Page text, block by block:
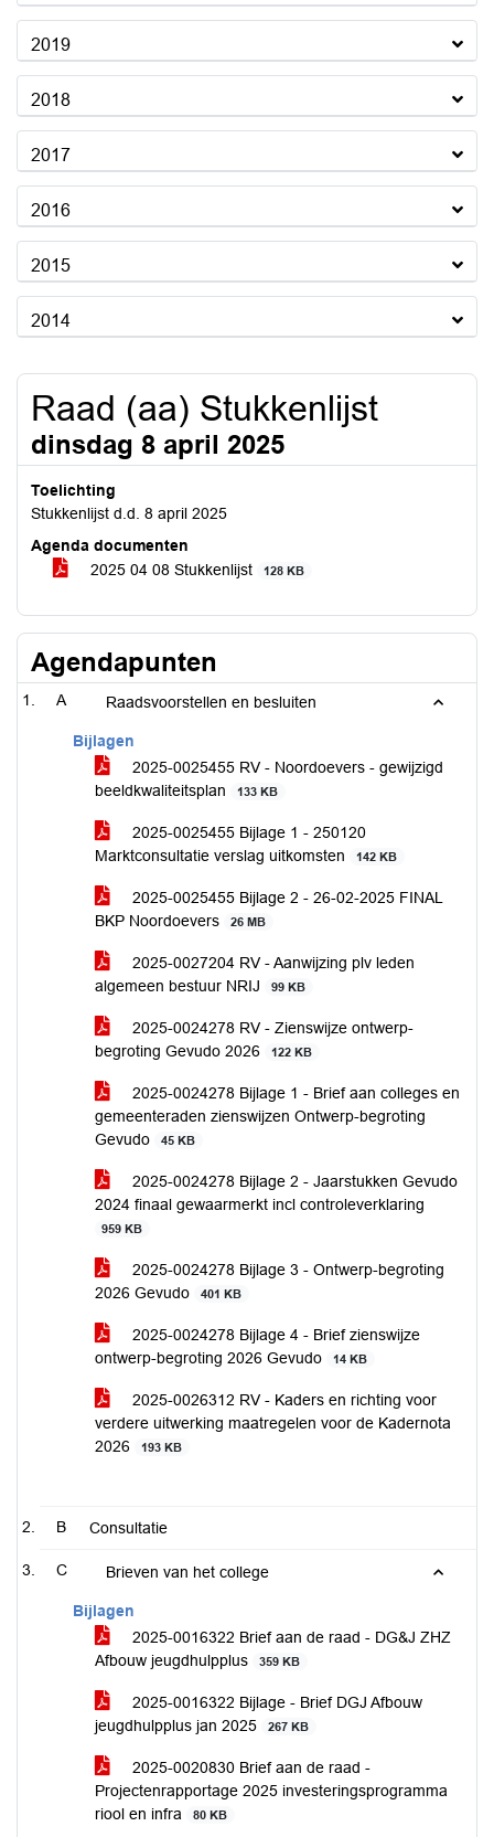
2019
2018
2017
2016
2015
2014
Raad (aa) Stukkenlijst
dinsdag 8 april 2025
Toelichting
Stukkenlijst d.d. 8 april 2025
Agenda documenten
2025 04 08 Stukkenlijst
128 KB
Agendapunten
A Raadsvoorstellen en besluiten
Bijlagen
2025-0025455 RV - Noordoevers - gewijzigd
beeldkwaliteitsplan
133 KB
2025-0025455 Bijlage 1 - 250120
Marktconsultatie verslag uitkomsten
142 KB
2025-0025455 Bijlage 2 - 26-02-2025 FINAL
BKP Noordoevers
26 MB
2025-0027204 RV - Aanwijzing plv leden
algemeen bestuur NRIJ
99 KB
2025-0024278 RV - Zienswijze ontwerp-
begroting Gevudo 2026
122 KB
2025-0024278 Bijlage 1 - Brief aan colleges en
gemeenteraden zienswijzen Ontwerp-begroting
Gevudo
45 KB
2025-0024278 Bijlage 2 - Jaarstukken Gevudo
2024 finaal gewaarmerkt incl controleverklaring
959 KB
2025-0024278 Bijlage 3 - Ontwerp-begroting
2026 Gevudo
401 KB
2025-0024278 Bijlage 4 - Brief zienswijze
ontwerp-begroting 2026 Gevudo
14 KB
2025-0026312 RV - Kaders en richting voor
verdere uitwerking maatregelen voor de Kadernota
2026
193 KB
B Consultatie
C Brieven van het college
Bijlagen
2025-0016322 Brief aan de raad - DG&J ZHZ
Afbouw jeugdhulpplus
359 KB
2025-0016322 Bijlage - Brief DGJ Afbouw
jeugdhulpplus jan 2025
267 KB
2025-0020830 Brief aan de raad -
Projectenrapportage 2025 investeringsprogramma
riool en infra
80 KB